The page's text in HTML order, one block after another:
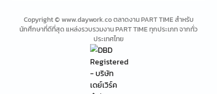
Copyright © www.daywork.co ตลาดงาน PART TIME สำหรับ
นักศึกษาที่ดีที่สุด แหล่งรวบรวมงาน PART TIME ทุกประเภท จากทั่ว
ประเทศไทย